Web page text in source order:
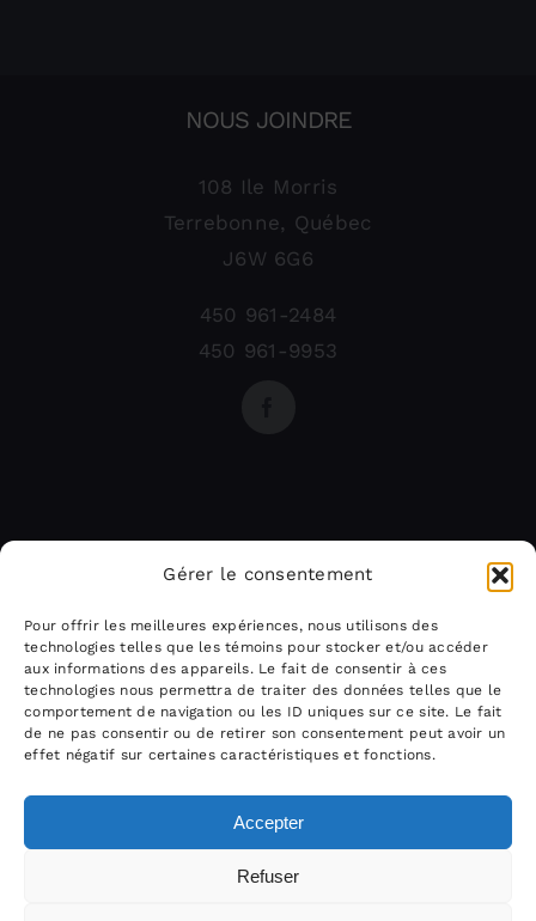
Gérer le consentement
Pour offrir les meilleures expériences, nous utilisons des
technologies telles que les témoins pour stocker et/ou accéder
aux informations des appareils. Le fait de consentir à ces
technologies nous permettra de traiter des données telles que le
comportement de navigation ou les ID uniques sur ce site. Le fait
de ne pas consentir ou de retirer son consentement peut avoir un
effet négatif sur certaines caractéristiques et fonctions.
Accepter
Refuser
NOUS JOINDRE
108 Ile Morris
Terrebonne, Québec
J6W 6G6
450 961-2484
450 961-9953